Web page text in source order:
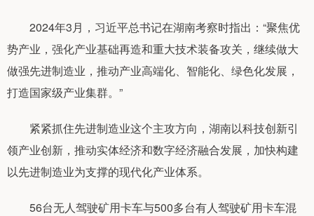
2024年3月，习近平总书记在湖南考察时指出：“聚焦优
势产业，强化产业基础再造和重大技术装备攻关，继续做大
做强先进制造业，推动产业高端化、智能化、绿色化发展，
打造国家级产业集群。”
紧紧抓住先进制造业这个主攻方向，湖南以科技创新引
领产业创新，推动实体经济和数字经济融合发展，加快构建
以先进制造业为支撑的现代化产业体系。
56台无人驾驶矿用卡车与500多台有人驾驶矿用卡车混